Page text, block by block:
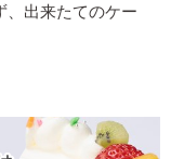
出来たてのケー